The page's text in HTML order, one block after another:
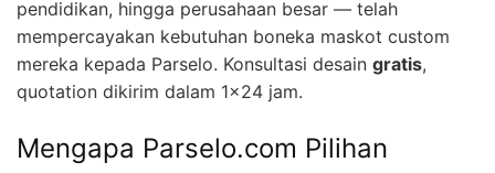
pendidikan, hingga perusahaan besar — telah
mempercayakan kebutuhan boneka maskot custom
mereka kepada Parselo. Konsultasi desain gratis,
quotation dikirim dalam 1×24 jam.
Mengapa Parselo.com Pilihan